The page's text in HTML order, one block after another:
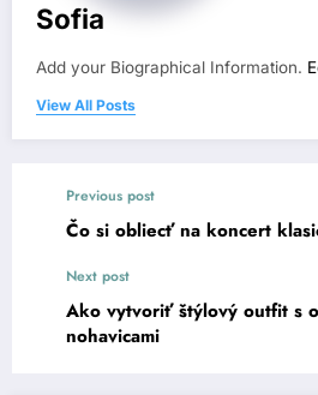
Sofia
Add your Biographical Information.
View All Posts
Previous post
Čo si obliecť na koncert
Next post
Ako vytvoriť štýlový outfit s
nohavicami